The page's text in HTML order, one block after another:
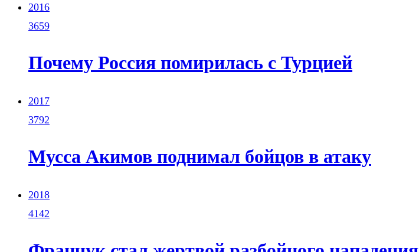
2016
3659
Почему Россия помирилась с Турцией
2017
3792
Мусса Акимов поднимал бойцов в атаку
2018
4142